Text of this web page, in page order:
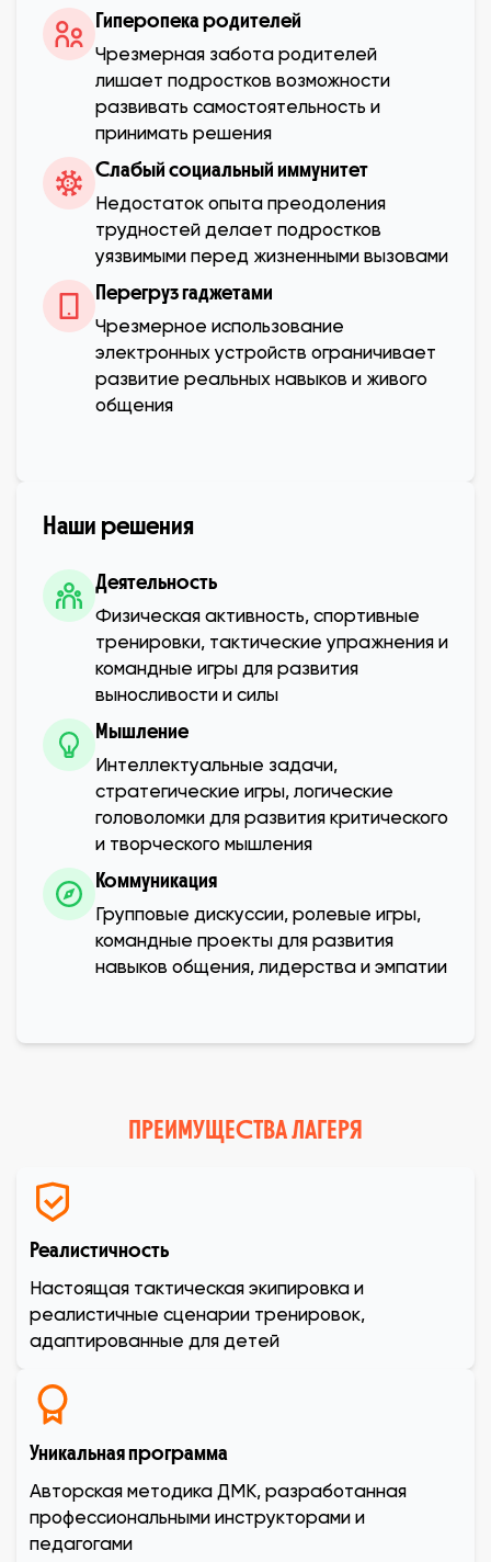
Гиперопека родителей
Чрезмерная забота родителей
лишает подростков возможности
развивать самостоятельность и
принимать решения
Слабый социальный иммунитет
Недостаток опыта преодоления
трудностей делает подростков
уязвимыми перед жизненными вызовами
Перегруз гаджетами
Чрезмерное использование
электронных устройств ограничивает
развитие реальных навыков и живого
общения
Наши решения
Деятельность
Физическая активность, спортивные
тренировки, тактические упражнения и
командные игры для развития
выносливости и силы
Мышление
Интеллектуальные задачи,
стратегические игры, логические
головоломки для развития критического
и творческого мышления
Коммуникация
Групповые дискуссии, ролевые игры,
командные проекты для развития
навыков общения, лидерства и эмпатии
ПРЕИМУЩЕСТВА ЛАГЕРЯ
Реалистичность
Настоящая тактическая экипировка и
реалистичные сценарии тренировок,
адаптированные для детей
Уникальная программа
Авторская методика ДМК, разработанная
профессиональными инструкторами и
педагогами